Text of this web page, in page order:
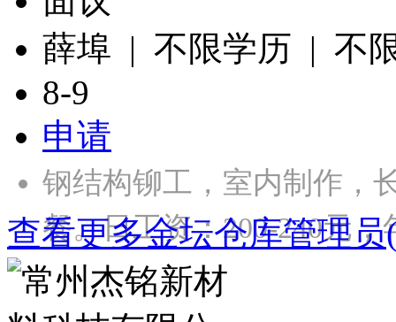
薛埠 | 不限学历 | 不
8-9
申请
钢结构铆工，室内制作，
餐。日工资：200-240元
查看更多金坛仓库管理